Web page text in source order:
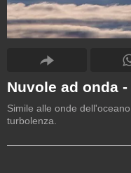
Nuvole ad onda
Simile alle onde
turbolenza.